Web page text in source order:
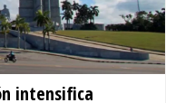
intensifica